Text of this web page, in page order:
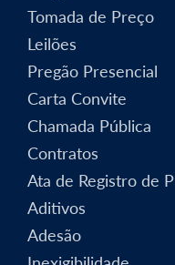
Tomada de Preço
Leilões
Pregão Presencial
Carta Convite
Chamada Pública
Contratos
Ata de Registro de
Aditivos
Adesão